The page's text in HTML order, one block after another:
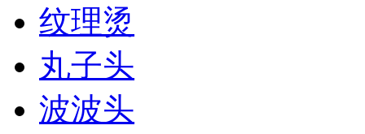
纹理烫
丸子头
波波头